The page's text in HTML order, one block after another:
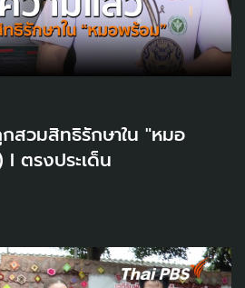
สวมสิทธิรักษาใน "หมอ
ตรงประเด็น